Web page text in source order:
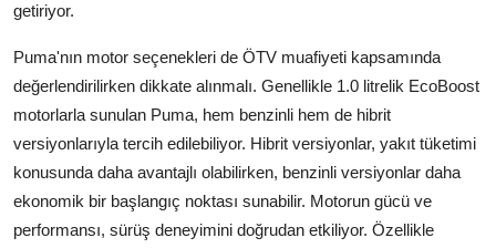
getiriyor.
Puma'nın motor seçenekleri de ÖTV muafiyeti kapsamında
değerlendirilirken dikkate alınmalı. Genellikle 1.0 litrelik EcoBoost
motorlarla sunulan Puma, hem benzinli hem de hibrit
versiyonlarıyla tercih edilebiliyor. Hibrit versiyonlar, yakıt tüketimi
konusunda daha avantajlı olabilirken, benzinli versiyonlar daha
ekonomik bir başlangıç noktası sunabilir. Motorun gücü ve
performansı, sürüş deneyimini doğrudan etkiliyor. Özellikle